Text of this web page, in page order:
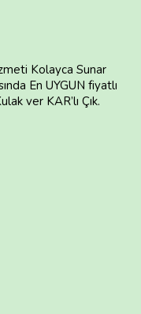
Kolayca Sunar
En UYGUN fiyatlı
ver KAR’lı Çık.